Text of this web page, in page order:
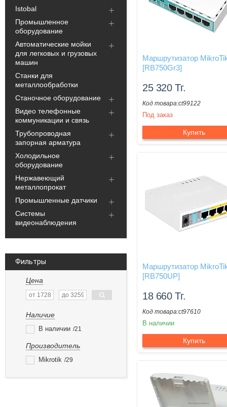
Istobal
Промышленное
оборудование
Автоматические мойки
для легковых и грузовых
машин
Станки для
металлообработки
Станочное оборудование
Видео телефонные
коммуникации и связь
Трубопроводная
запорная арматура
Холодильное
оборудование
Нержавеющий
металлопрокат
Промышленные датчики
Системы
видеонаблюдения
Фильтры
Цена
Наличие
В наличии 21
Производитель
Mikrotik 29
Маршрутизатор
[RB750Gr3]
25 320 Тг.
ct99122
Под заказ
Купить
Маршрутизатор
[RB750UP]
18 660 Тг.
ct97610
В наличии
Купить